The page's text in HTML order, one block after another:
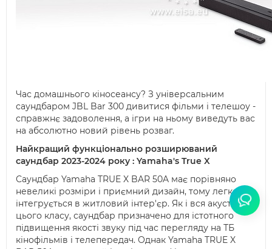
Час домашнього кіносеансу? З універсальним
саундбаром JBL Bar 300 дивитися фільми і телешоу -
справжнє задоволення, а ігри на ньому виведуть вас
на абсолютно новий рівень розваг.
Найкращий функціонально розширюваний
саундбар 2023-2024 року : Yamaha's True X
Саундбар Yamaha TRUE X BAR 50A має порівняно
невеликі розміри і приємний дизайн, тому легко
інтегрується в житловий інтер'єр. Як і вся акустика
цього класу, саундбар призначено для істотного
підвищення якості звуку під час перегляду на ТБ
кінофільмів і телепередач. Однак Yamaha TRUE X